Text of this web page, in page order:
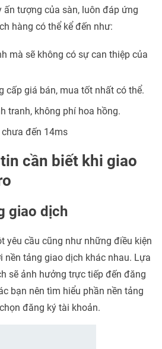
tượng của sàn, luôn đáp ứng
hàng có thể kể đến như:
mà sẽ không có sự can thiệp của
cấp giá bán, mua tốt nhất có thể.
tranh, không phí hoa hồng.
đến 14ms
cần biết khi giao
giao dịch
yêu cầu cũng như những điều kiện
nền tảng giao dịch khác nhau. Lựa
sẽ ảnh hưởng trực tiếp đến đăng
bạn nên tìm hiểu phần nền tảng
đăng ký tài khoản.